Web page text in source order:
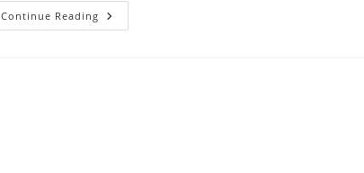
Continue Reading Sărbători
Liniștite